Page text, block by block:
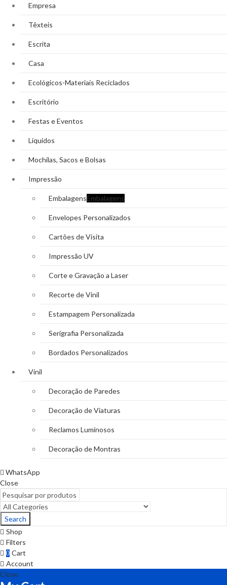
Empresa
Têxteis
Escrita
Casa
Ecológicos-Materiais Reciclados
Escritório
Festas e Eventos
Líquidos
Mochilas, Sacos e Bolsas
Impressão
EmbalagensEmbalagens
Envelopes Personalizados
Cartões de Visita
Impressão UV
Corte e Gravação a Laser
Recorte de Vinil
Estampagem Personalizada
Serigrafia Personalizada
Bordados Personalizados
Vinil
Decoração de Paredes
Decoração de Viaturas
Reclamos Luminosos
Decoração de Montras
WhatsApp
Close
Search
Shop
Filters
0 Cart
Account
Close